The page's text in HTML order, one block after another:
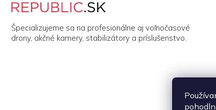
Špecializujeme sa na profesionálne aj voľnočasové
drony, akčné kamery, stabilizátory a príslušenstvo.